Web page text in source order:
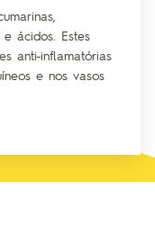
e ácidos. Estes
anti-inflamatórias
e nos vasos